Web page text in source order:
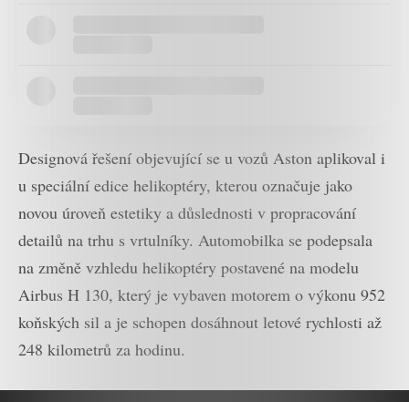
Designová řešení objevující se u vozů Aston aplikoval i
u speciální edice helikoptéry, kterou označuje jako
novou úroveň estetiky a důslednosti v propracování
detailů na trhu s vrtulníky. Automobilka se podepsala
na změně vzhledu helikoptéry postavené na modelu
Airbus H 130, který je vybaven motorem o výkonu 952
koňských sil a je schopen dosáhnout letové rychlosti až
248 kilometrů za hodinu.